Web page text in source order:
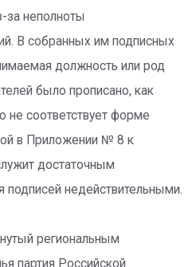
за неполноты
В собранных им подписных
должность или род
было прописано, как
не соответствует форме
в Приложении № 8 к
достаточным
подписей недействительными.
региональным
партия Российской